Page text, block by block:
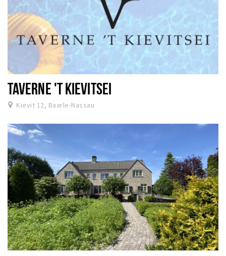
TAVERNE 'T KIEVITSEI
Kievit 12, Baarle-Nassau